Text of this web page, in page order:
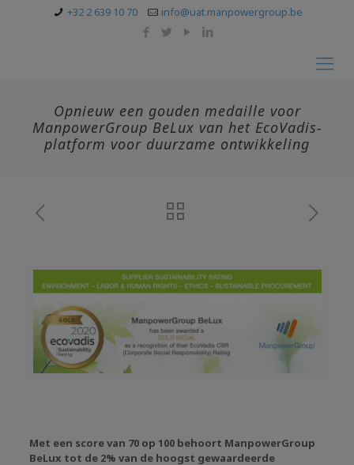
+32 2 639 10 70 info@uat.manpowergroup.be
Opnieuw een gouden medaille voor
ManpowerGroup BeLux van het EcoVadis-
platform voor duurzame ontwikkeling
Met een score van 70 op 100 behoort ManpowerGroup
BeLux tot de 2% van de hoogst gewaardeerde